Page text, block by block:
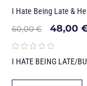
I Hate Being Late &
60,00€ 48,00
I HATE BEING LATE/